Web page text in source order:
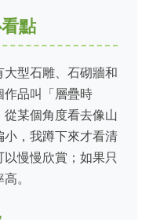
點
型石雕、石砌牆和
作品叫「層疊時
某個角度看去像山
，我蹲下來才看清
慢慢欣賞；如果只
。